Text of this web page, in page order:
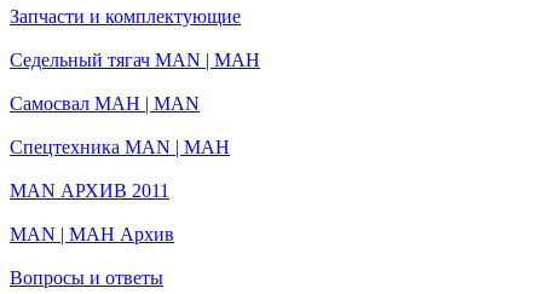
Запчасти и комплектующие
Седельный тягач MAN | МАН
Самосвал МАН | MAN
Спецтехника MAN | МАН
MAN АРХИВ 2011
MAN | МАН Архив
Вопросы и ответы